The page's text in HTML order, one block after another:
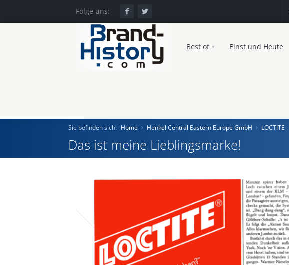
Folge uns:
Best of Einst und Heute
Konzerne
Sie befinden sich: Home Henkel Central Eastern Europe GmbH LOCTITE
Das ist meine Lieblingsmarke!